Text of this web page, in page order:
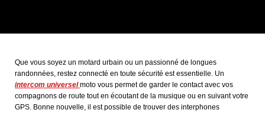
Que vous soyez un motard urbain ou un passionné de longues
randonnées, restez connecté en toute sécurité est essentielle. Un
intercom universelmoto vous permet de garder le contact avec vos
compagnons de route tout en écoutant de la musique ou en suivant votre
GPS. Bonne nouvelle, il est possible de trouver des interphones